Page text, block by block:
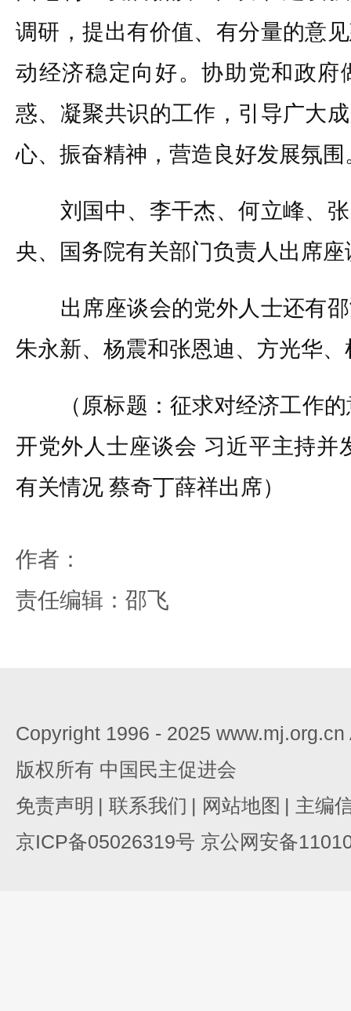
调研，提出有价值、有分量的意
动经济稳定向好。协助党和政府
惑、凝聚共识的工作，引导广大
心、振奋精神，营造良好发展氛围
刘国中、李干杰、何立峰、张
央、国务院有关部门负责人出席座
出席座谈会的党外人士还有邵
朱永新、杨震和张恩迪、方光华
（原标题：征求对经济工作
开党外人士座谈会 习近平主持并
有关情况 蔡奇丁薛祥出席）
作者：
责任编辑：邵飞
Copyright 1996 - 2025
版权所有 中国民主促进会
免责声明 | 联系我们 | 网站地图 | 主编
京ICP备05026319号 京公网安备